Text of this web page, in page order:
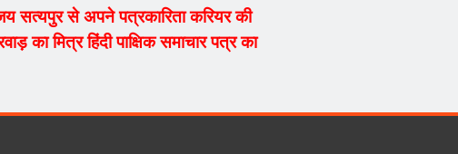
सत्यपुर से अपने पत्रकारिता करियर की
मित्र हिंदी पाक्षिक समाचार पत्र का